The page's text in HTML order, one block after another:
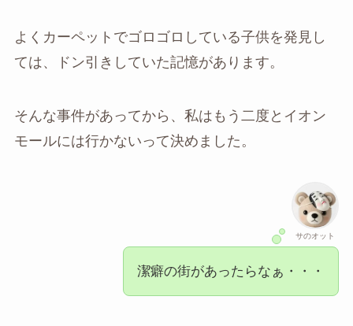
よくカーペットでゴロゴロしている子供を発見し
ては、ドン引きしていた記憶があります。
そんな事件があってから、私はもう二度とイオン
モールには行かないって決めました。
サのオット
潔癖の街があったらなぁ・・・